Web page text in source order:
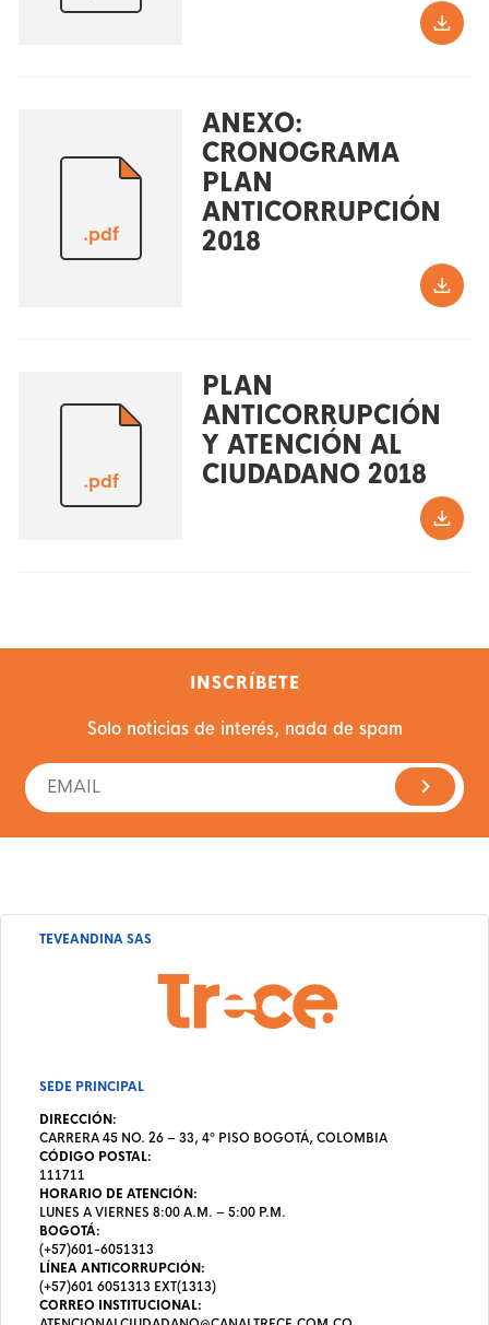
.pdf
ANEXO:
CRONOGRAMA
PLAN
ANTICORRUPCIÓN
2018
.pdf
PLAN
ANTICORRUPCIÓN
Y ATENCIÓN AL
CIUDADANO 2018
INSCRÍBETE
Solo noticias de interés, nada de spam
TEVEANDINA SAS
SEDE PRINCIPAL
DIRECCIÓN:
CARRERA 45 NO. 26 – 33, 4º PISO BOGOTÁ, COLOMBIA
CÓDIGO POSTAL:
111711
HORARIO DE ATENCIÓN:
LUNES A VIERNES 8:00 A.M. – 5:00 P.M.
BOGOTÁ:
(+57)601-6051313
LÍNEA ANTICORRUPCIÓN:
(+57)601 6051313 EXT(1313)
CORREO INSTITUCIONAL: